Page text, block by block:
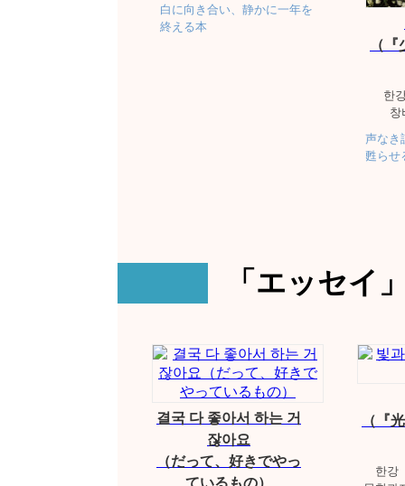
白に向き合い、静かに一年を
終える本
（
한
창
声なき
甦らせ
「エッセイ
결국 다 좋아서 하는 거
잖아요
（だって、好きでやっ
ているもの）
（『
한강